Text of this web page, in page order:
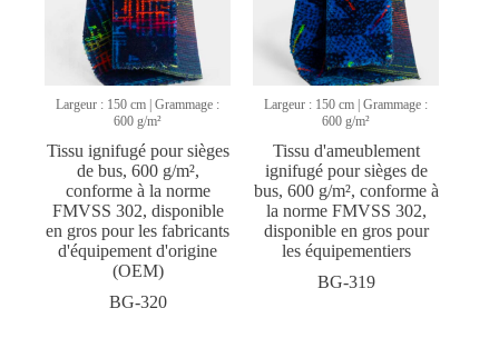
Largeur : 150 cm | Grammage :
600 g/m²
Tissu ignifugé pour sièges
de bus, 600 g/m²,
conforme à la norme
FMVSS 302, disponible
en gros pour les fabricants
d'équipement d'origine
(OEM)
BG-320
Largeur : 150 cm | Grammage :
600 g/m²
Tissu d'ameublement
ignifugé pour sièges de
bus, 600 g/m², conforme à
la norme FMVSS 302,
disponible en gros pour
les équipementiers
BG-319